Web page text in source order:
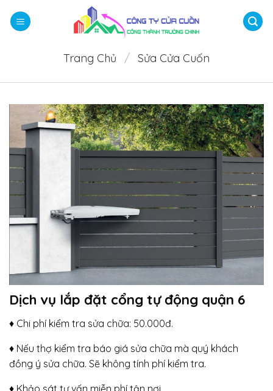
qua
Trang Chủ / Sửa Cửa Cuốn
Dịch vụ lắp đặt cổng tự động quận 6
♦ Chi phí kiểm tra sửa chữa: 50.000đ.
♦ Nếu thợ kiểm tra báo giá sửa chữa mà quý khách
đồng ý sửa chữa. Sẽ không tính phí kiểm tra.
♦ Khảo sát tư vấn miễn phí tận nơi